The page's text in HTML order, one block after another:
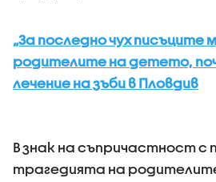
„За последно чух писъците
родителите на детето,
лечение на зъби в Пловдив
В знак на съпричастност с
трагедията на